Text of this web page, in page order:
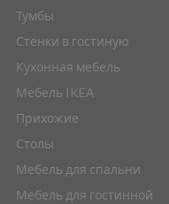
Тумбы
Стенки в гостиную
Кухонная мебель
Мебель IKEA
Прихожие
Столы
Мебель для спальни
Мебель для гостинной